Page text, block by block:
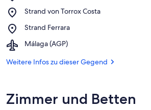
El
Strand von Torrox Costa
Place,
von
Costa
Strand Ferrara
Place,
Ferrara
Málaga (AGP)
Airport,
(AGP)
Weitere Infos zu dieser Gegend
Zimmer und Betten